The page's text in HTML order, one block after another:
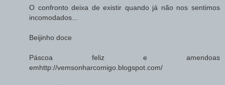
O confronto deixa de existir quando já não nos sentimos
incomodados...
Beijinho doce
Páscoa feliz e amendoas
emhttp://vemsonharcomigo.blogspot.com/